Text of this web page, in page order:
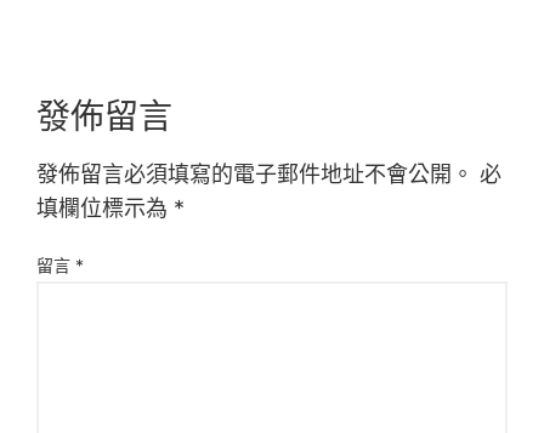
發佈留言
發佈留言必須填寫的電子郵件地址不會公開。 必
填欄位標示為 *
留言 *